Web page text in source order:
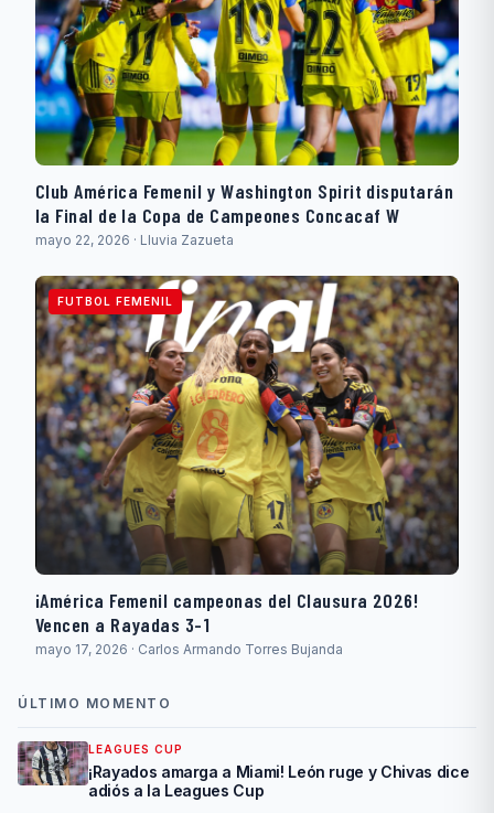
Club América Femenil y Washington Spirit disputarán
la Final de la Copa de Campeones Concacaf W
mayo 22, 2026 · Lluvia Zazueta
FUTBOL FEMENIL
¡América Femenil campeonas del Clausura 2026!
Vencen a Rayadas 3-1
mayo 17, 2026 · Carlos Armando Torres Bujanda
ÚLTIMO MOMENTO
LEAGUES CUP
¡Rayados amarga a Miami! León ruge y Chivas dice
adiós a la Leagues Cup